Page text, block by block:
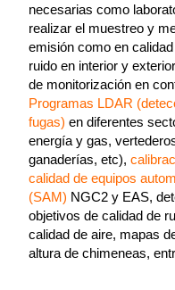
necesarias como
realizar el muestreo y
emisión como en
ruido en interior y
de monitorización en
Programas LDAR
fugas) en diferentes
energía y gas,
ganaderías, etc),
calidad de equipos
(SAM) NGC2 y EAS,
objetivos de calidad de
calidad de aire, mapas
altura de chimeneas,